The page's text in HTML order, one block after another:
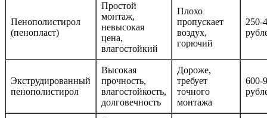
Пенополистирол
(пенопласт)
Простой
монтаж,
невысокая
цена,
влагостойкий
Плохо
пропускает
воздух,
горючий
250-
Экструдированный
пенополистирол
Высокая
прочность,
влагостойкость,
долговечность
Дороже,
требует
точного
монтажа
600-